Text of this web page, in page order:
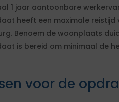
1 jaar aantoonbare
heeft een maximale reistijd
Benoem de woonplaats
is bereid om minimaal de
voor de